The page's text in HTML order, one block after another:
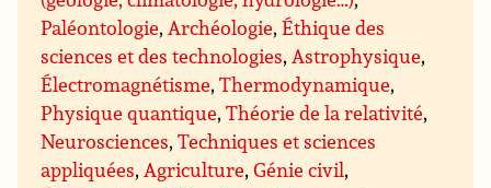
Paléontologie, Archéologie,Éthique des
sciences et des technologies, Astrophysique,
Électromagnétisme,Thermodynamique,
Physique quantique,Théorie de la relativité,
Neurosciences,Techniques et sciences
appliquées, Agriculture,Génie civil,